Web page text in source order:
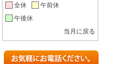
全休
午前休
午後休
当月に戻る